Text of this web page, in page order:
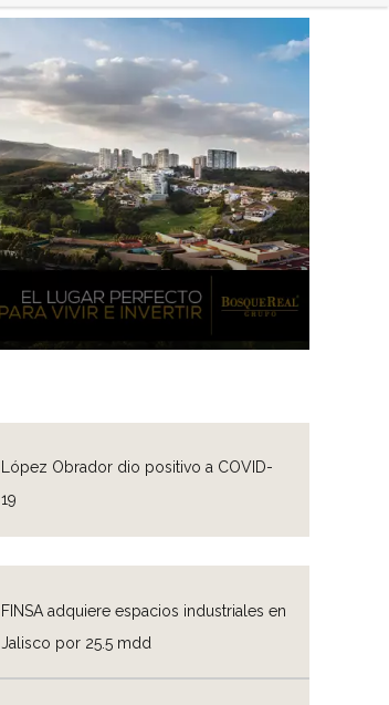
López Obrador dio positivo a COVID-
19
FINSA adquiere espacios industriales en
Jalisco por 25.5 mdd